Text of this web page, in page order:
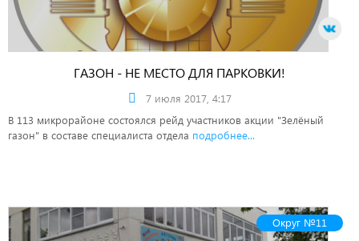
ГАЗОН - НЕ МЕСТО ДЛЯ ПАРКОВКИ!
7 июля 2017, 4:17
В 113 микрорайоне состоялся рейд участников акции "Зелёный
газон" в составе специалиста отдела подробнее...
Округ №11